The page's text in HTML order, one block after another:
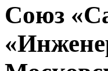
Союз